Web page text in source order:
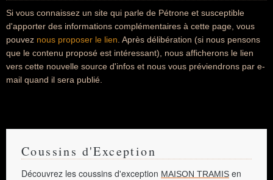
Si vous connaissez un site qui parle de Pétrone et susceptible
d'apporter des informations complémentaires à cette page, vous
pouvez nous proposer le lien . Après délibération (si nous pensons
que le contenu proposé est intéressant), nous afficherons le lien
vers cette nouvelle source d'infos et nous vous préviendrons par e-
mail quand il sera publié.
Coussins d'Exception
Découvrez les coussins d'exception MAISON TRAMIS en